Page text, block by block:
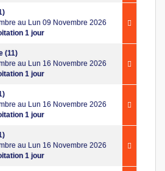
au Lun 09 Novembre 2026
1 jour
(11)
au Lun 16 Novembre 2026
1 jour
au Lun 16 Novembre 2026
1 jour
au Lun 16 Novembre 2026
1 jour